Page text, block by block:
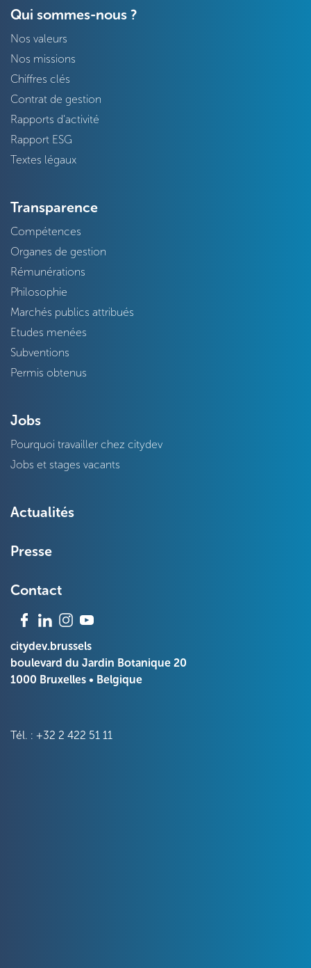
Qui sommes-nous ?
Nos valeurs
Nos missions
Chiffres clés
Contrat de gestion
Rapports d'activité
Rapport ESG
Textes légaux
Transparence
Compétences
Organes de gestion
Rémunérations
Philosophie
Marchés publics attribués
Etudes menées
Subventions
Permis obtenus
Jobs
Pourquoi travailler chez citydev
Jobs et stages vacants
Actualités
Presse
Contact
citydev.brussels
boulevard du Jardin Botanique 20
1000 Bruxelles • Belgique
Tél. : +32 2 422 51 11